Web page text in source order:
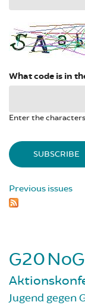
What code is in
Enter the
Previous issues
G20
Jugend gegen